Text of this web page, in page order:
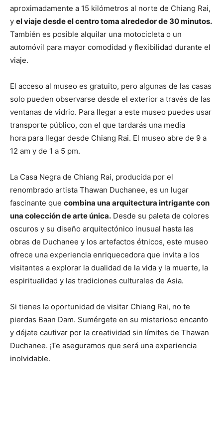
aproximadamente a 15 kilómetros al norte de Chiang Rai,
y el viaje desde el centro toma alrededor de 30 minutos.
También es posible alquilar una motocicleta o un
automóvil para mayor comodidad y flexibilidad durante el
viaje.
El acceso al museo es gratuito, pero algunas de las casas
solo pueden observarse desde el exterior a través de las
ventanas de vidrio. Para llegar a este museo puedes usar
transporte público, con el que tardarás una media
hora para llegar desde Chiang Rai. El museo abre de 9 a
12 am y de 1 a 5 pm.
La Casa Negra de Chiang Rai, producida por el
renombrado artista Thawan Duchanee, es un lugar
fascinante que combina una arquitectura intrigante con
una colección de arte única. Desde su paleta de colores
oscuros y su diseño arquitectónico inusual hasta las
obras de Duchanee y los artefactos étnicos, este museo
ofrece una experiencia enriquecedora que invita a los
visitantes a explorar la dualidad de la vida y la muerte, la
espiritualidad y las tradiciones culturales de Asia.
Si tienes la oportunidad de visitar Chiang Rai, no te
pierdas Baan Dam. Sumérgete en su misterioso encanto
y déjate cautivar por la creatividad sin límites de Thawan
Duchanee. ¡Te aseguramos que será una experiencia
inolvidable.